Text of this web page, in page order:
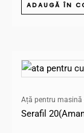
ADAUGĂ ÎN
Ață pentru masină
Serafil